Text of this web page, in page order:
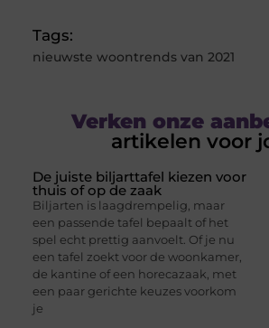
Tags:
nieuwste woontrends van 2021
Verken onze
artikelen voor
De juiste biljarttafel kiezen voor
thuis of op de zaak
Biljarten is laagdrempelig, maar
een passende tafel bepaalt of het
spel echt prettig aanvoelt. Of je nu
een tafel zoekt voor de woonkamer,
de kantine of een horecazaak, met
een paar gerichte keuzes voorkom
je